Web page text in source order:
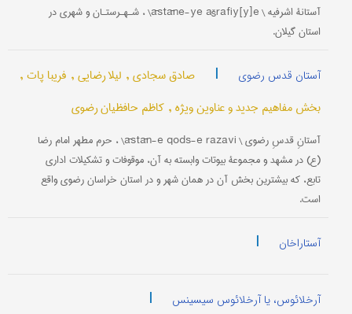
آستانۀ اشرفیه \ āstāne-ye ašrafiy[y]e\ ، شـهـرستـان و شهری در
استان گیلان.
آستان قدس رضوی | صادق سجادی , لیلا رضایی , فریبا پات ,
بخش مفاهیم جدید و عناوین ویژه , کاظم حافظیان رضوی
آستانِ قدسِ رضوی \ āstān-e qods-e razavi\ ، حرم مطهر امام رضا
(ع) در مشهد و مجموعۀ بیوتات وابسته به آن، موقوفات و تشکیلات اداری
تابع، که بیشترین بخش آن در همان شهر و در استان خراسان رضوی واقع
است.
آستاراخان |
آرخلائوس، یا آرخلائوس سیسینس |